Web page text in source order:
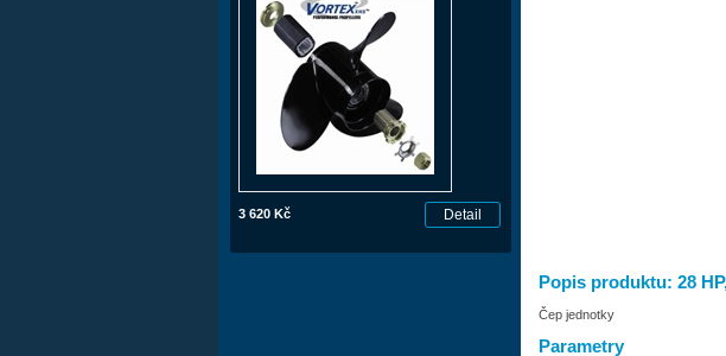
3 620 Kč
Popis produktu: 28
Čep jednotky
Parametry